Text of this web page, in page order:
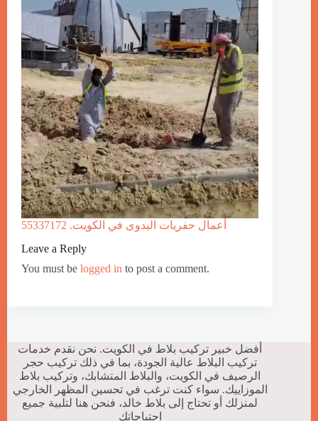
أعمال حفريات اليدوى في الكويت. 55337172
Leave a Reply
You must be logged in to post a comment.
أفضل خبير تركيب بلاط في الكويت. نحن نقدم خدمات
تركيب البلاط عالية الجودة، بما في ذلك تركيب حجر
الرصيف في الكويت، والبلاط المتشابك، وتركيب بلاط
الموزاييك. سواء كنت ترغب في تحسين المظهر الخارجي
لمنزلك أو تحتاج إلى بلاط خالد، فنحن هنا لتلبية جميع
احتياجاتك